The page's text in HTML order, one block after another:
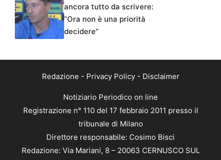
ancora tutto da scrivere:
“Ora non è una priorità
decidere”
Redazione - Privacy Policy- Disclaimer
Notiziario Periodico on line
Registrazione n° 110 del 17 febbraio 2011 presso il
tribunale di Milano
Direttore responsabile: Cosimo Bisci
Redazione: Via Mariani, 8 – 20063 CERNUSCO SUL